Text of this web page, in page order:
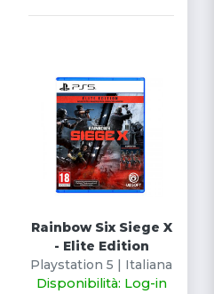
Rainbow Six Siege X
- Elite Edition
Playstation 5 | Italiana
Disponibilità: Log-in